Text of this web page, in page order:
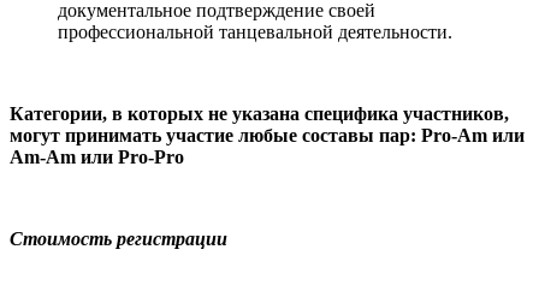
документальное подтверждение своей
профессиональной танцевальной деятельности.
Категории, в которых не указана специфика участников,
могут принимать участие любые составы пар: Pro-Am или
Am-Am или Pro-Pro
Стоимость регистрации